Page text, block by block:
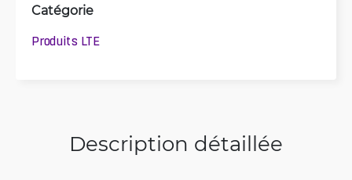
Catégorie
Produits LTE
Description détaillée